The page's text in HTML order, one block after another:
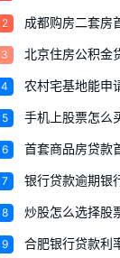
2 成都购房二套房
3 北京住房公积金
4 农村宅基地能申
5 手机上股票怎么
6 首套商品房贷款
7 银行贷款逾期银
8 炒股怎么选择股
9 合肥银行贷款利